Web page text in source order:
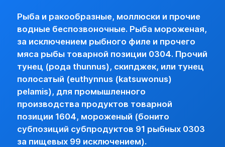
Акциз:
нет
НДС:
10 % (с указанием преф. ЛП)
Пошлина по стране:
есть
Лицензирование:
нет (базовая)
Преф. режим для РС:
да (базовая)
Преф. режим для НРС:
нет
Сертификация:
нет
Разреш. прочие:
нет (базовая)
Прочие особености:
Запреты (другие страны): нет
Экспорт:
Рыба и ракообразные, моллюски и прочие
водные беспозвоночные. Рыба мороженая,
за исключением рыбного филе и прочего
мяса рыбы товарной позиции 0304. Прочий
тунец (рода thunnus), скипджек, или тунец
полосатый (euthynnus (katsuwonus)
pelamis), для промышленного
производства продуктов товарной
позиции 1604, мороженый (бонито
субпозиций субпродуктов 91 рыбных 0303
за пищевых 99 исключением).